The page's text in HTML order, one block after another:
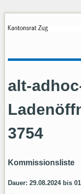
alt-
3754
Kommissionsliste
Dauer: 29.08.2024 bis